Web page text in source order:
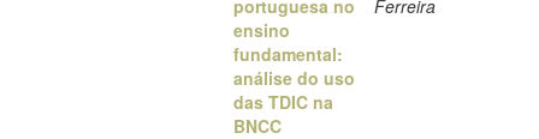
portuguesa no
ensino
fundamental:
análise do uso
das TDIC na
BNCC
Ferreira